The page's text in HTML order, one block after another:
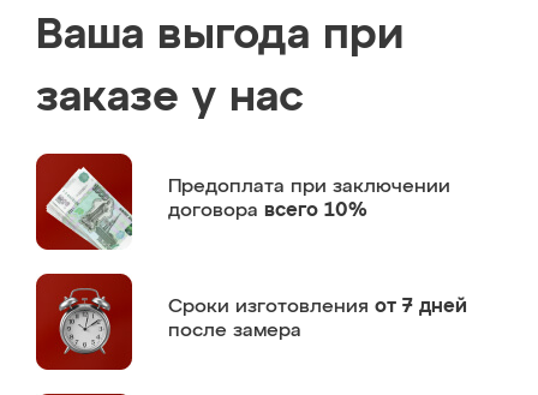
Ваша выгода при
заказе у нас
Предоплата при заключении
договора всего 10%
Сроки изготовления от 7 дней
после замера